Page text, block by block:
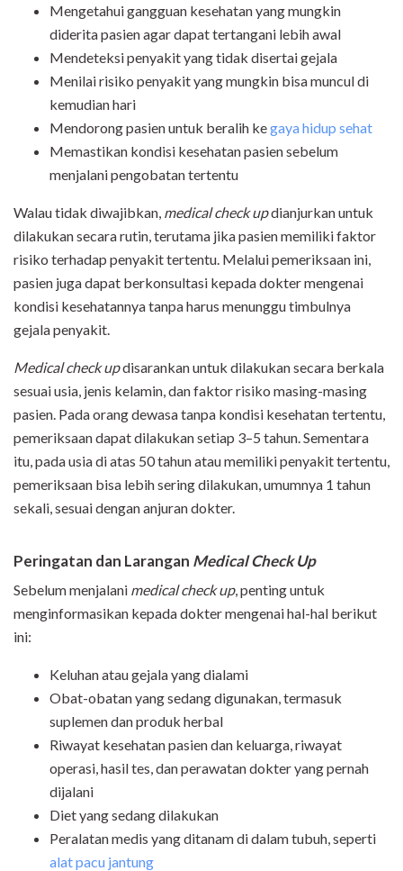
Mengetahui gangguan kesehatan yang mungkin
diderita pasien agar dapat tertangani lebih awal
Mendeteksi penyakit yang tidak disertai gejala
Menilai risiko penyakit yang mungkin bisa muncul di
kemudian hari
Mendorong pasien untuk beralih kegaya hidup sehat
Memastikan kondisi kesehatan pasien sebelum
menjalani pengobatan tertentu
Walau tidak diwajibkan, medical check updianjurkan untuk
dilakukan secara rutin, terutama jika pasien memiliki faktor
risiko terhadap penyakit tertentu. Melalui pemeriksaan ini,
pasien juga dapat berkonsultasi kepada dokter mengenai
kondisi kesehatannya tanpa harus menunggu timbulnya
gejala penyakit.
Medical check updisarankan untuk dilakukan secara berkala
sesuai usia, jenis kelamin, dan faktor risiko masing-masing
pasien. Pada orang dewasa tanpa kondisi kesehatan tertentu,
pemeriksaan dapat dilakukan setiap 3–5 tahun. Sementara
itu, pada usia di atas 50 tahun atau memiliki penyakit tertentu,
pemeriksaan bisa lebih sering dilakukan, umumnya 1 tahun
sekali, sesuai dengan anjuran dokter.
Peringatan dan Larangan Medical Check Up
Sebelum menjalani medical check up, penting untuk
menginformasikan kepada dokter mengenai hal-hal berikut
ini:
Keluhan atau gejala yang dialami
Obat-obatan yang sedang digunakan, termasuk
suplemen dan produk herbal
Riwayat kesehatan pasien dan keluarga, riwayat
operasi, hasil tes, dan perawatan dokter yang pernah
dijalani
Diet yang sedang dilakukan
Peralatan medis yang ditanam di dalam tubuh, seperti
alat pacu jantung